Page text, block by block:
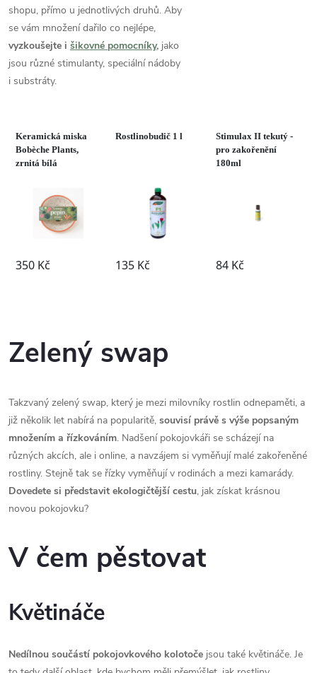
shopu, přímo u jednotlivých druhů. Aby
se vám množení dařilo co nejlépe,
vyzkoušejte i šikovné pomocníky, jako
jsou různé stimulanty, speciální nádoby
i substráty.
Zelený swap
Takzvaný zelený swap, který je mezi milovníky rostlin odnepaměti, a
již několik let nabírá na popularitě, souvisí právě s výše popsaným
množením a řízkováním. Nadšení pokojovkáři se scházejí na
různých akcích, ale i online, a navzájem si vyměňují malé zakořeněné
rostliny. Stejně tak se řízky vyměňují v rodinách a mezi kamarády.
Dovedete si představit ekologičtější cestu, jak získat krásnou
novou pokojovku?
V čem pěstovat
Květináče
Nedílnou součástí pokojovkového kolotoče jsou také květináče. Je